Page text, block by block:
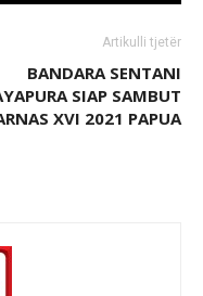
Artikulli tjetër
BANDARA SENTANI
SIAP SAMBUT
XVI 2021 PAPUA